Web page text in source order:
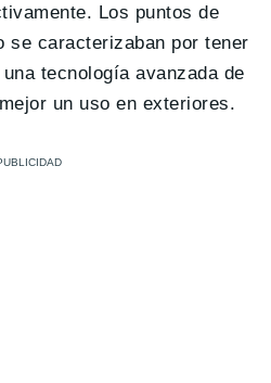
Los puntos de
se caracterizaban por tener
tecnología avanzada de
un uso en exteriores.